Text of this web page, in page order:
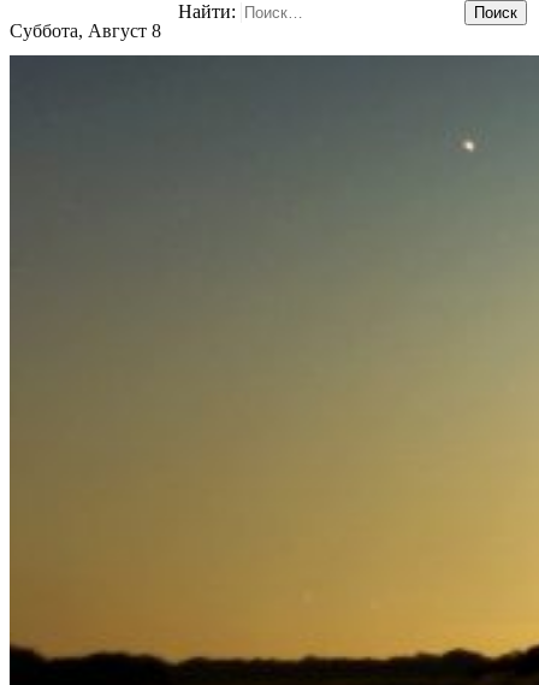
Суббота, Август 8
Найти: